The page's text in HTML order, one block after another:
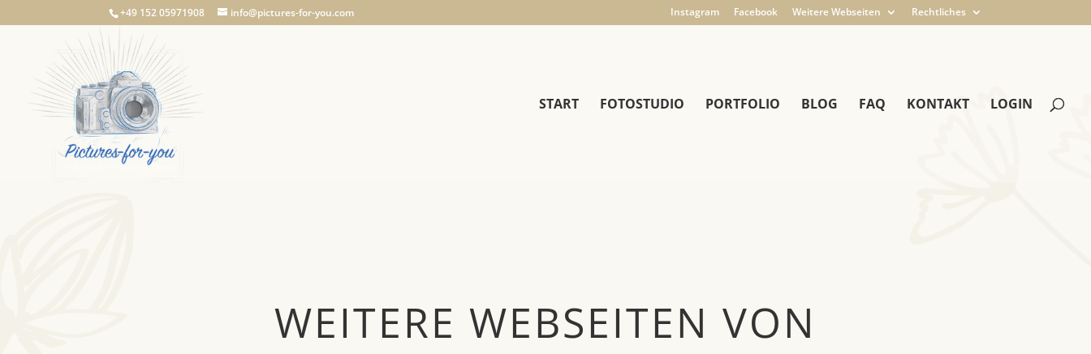
+49 152 05971908 info@pictures-for-you.com Instagram Facebook Weitere Webseiten Rechtliches
START FOTOSTUDIO PORTFOLIO BLOG FAQ KONTAKT LOGIN
WEITERE WEBSEITEN VON